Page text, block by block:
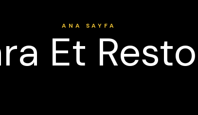
ANA SAYFA
Et